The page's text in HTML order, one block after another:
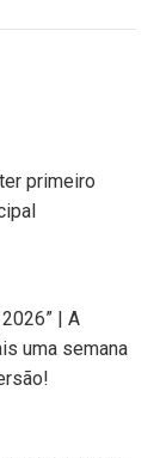
primeiro
| A
uma semana